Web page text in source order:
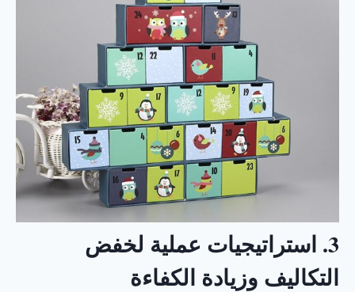
3. استراتيجيات عملية لخفض
التكاليف وزيادة الكفاءة